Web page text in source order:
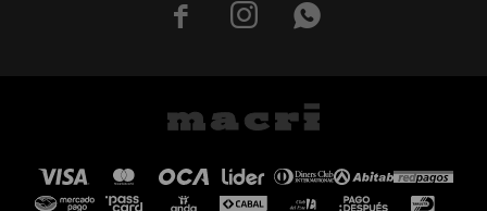
  